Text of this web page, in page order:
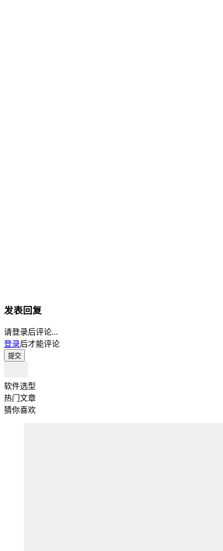
发表回复
请登录后评论...
登录后才能评论
提交
软件选型
热门文章
猜你喜欢